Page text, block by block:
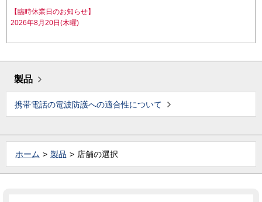
【臨時休業日のお知らせ】
2026年8月20日(木曜)
製品
携帯電話の電波防護への適合性について
ホーム 製品 店舗の選択